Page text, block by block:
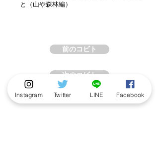
と（山や森林編）
前のコビト
次のコビト
Instagram Twitter LINE Facebook